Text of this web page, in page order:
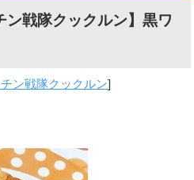
ン戦隊クックルン】黒ワ
ン戦隊クックルン]